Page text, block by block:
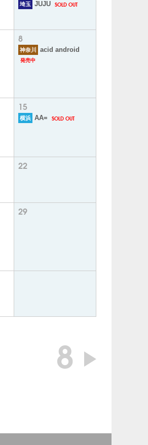
埼玉 JUJU SOLD OUT
8
神奈川 acid android
発売中
15
横浜 AA= SOLD OUT
22
29
8